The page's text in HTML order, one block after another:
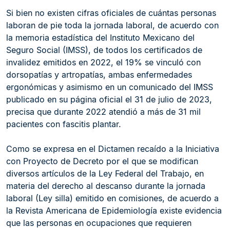
Si bien no existen cifras oficiales de cuántas personas
laboran de pie toda la jornada laboral, de acuerdo con
la memoria estadística del Instituto Mexicano del
Seguro Social (IMSS), de todos los certificados de
invalidez emitidos en 2022, el 19% se vinculó con
dorsopatías y artropatías, ambas enfermedades
ergonómicas y asimismo en un comunicado del IMSS
publicado en su página oficial el 31 de julio de 2023,
precisa que durante 2022 atendió a más de 31 mil
pacientes con fascitis plantar.
Como se expresa en el Dictamen recaído a la Iniciativa
con Proyecto de Decreto por el que se modifican
diversos artículos de la Ley Federal del Trabajo, en
materia del derecho al descanso durante la jornada
laboral (Ley silla) emitido en comisiones, de acuerdo a
la Revista Americana de Epidemiología existe evidencia
que las personas en ocupaciones que requieren